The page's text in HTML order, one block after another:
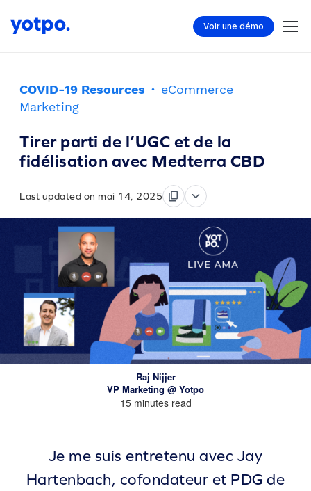
Voir une démo
COVID-19 Resources · eCommerce
Marketing
Tirer parti de l’UGC et de la
fidélisation avec Medterra CBD
Last updated on mai 14, 2025
Raj Nijjer
VP Marketing @ Yotpo
15 minutes read
Je me suis entretenu avec Jay
Hartenbach, cofondateur et PDG de